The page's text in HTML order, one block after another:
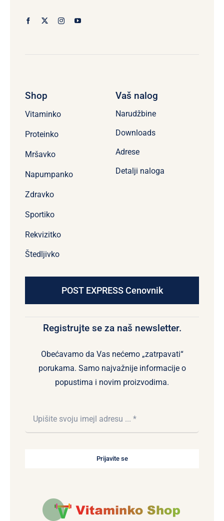
Shop
Vitaminko
Proteinko
Mršavko
Napumpanko
Zdravko
Sportiko
Rekvizitko
Štedljivko
Vaš nalog
Narudžbine
Downloads
Adrese
Detalji naloga
POST EXPRESS Cenovnik
Registrujte se za naš newsletter.
Obećavamo da Vas nećemo „zatrpavati“
porukama. Samo najvažnije informacije o
popustima i novim proizvodima.
Prijavite se